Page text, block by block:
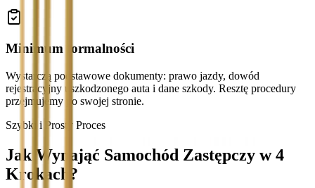
Minimum formalności
Wystarczą podstawowe dokumenty: prawo jazdy, dowód
rejestracyjny uszkodzonego auta i dane szkody. Resztę procedury
przejmujemy po swojej stronie.
Szybki i Prosty Proces
Jak Wynająć Samochód Zastępczy w 4
Krokach?